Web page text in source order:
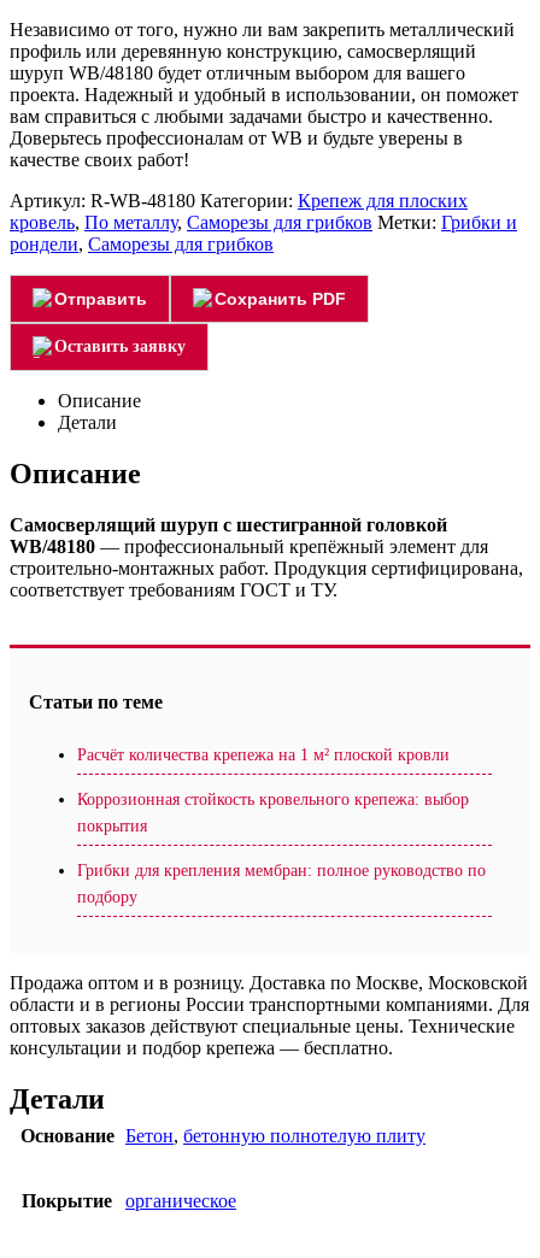
Независимо от того, нужно ли вам закрепить металлический
профиль или деревянную конструкцию, самосверлящий
шуруп WB/48180 будет отличным выбором для вашего
проекта. Надежный и удобный в использовании, он поможет
вам справиться с любыми задачами быстро и качественно.
Доверьтесь профессионалам от WB и будьте уверены в
качестве своих работ!
Артикул: R-WB-48180 Категории: Крепеж для плоских
кровель, По металлу, Саморезы для грибков Метки: Грибки и
рондели, Саморезы для грибков
Отправить Сохранить PDF
Оставить заявку
Описание
Детали
Описание
Самосверлящий шуруп с шестигранной головкой
WB/48180 — профессиональный крепёжный элемент для
строительно-монтажных работ. Продукция сертифицирована,
соответствует требованиям ГОСТ и ТУ.
Статьи по теме
Расчёт количества крепежа на 1 м² плоской кровли
Коррозионная стойкость кровельного крепежа: выбор
покрытия
Грибки для крепления мембран: полное руководство по
подбору
Продажа оптом и в розницу. Доставка по Москве, Московской
области и в регионы России транспортными компаниями. Для
оптовых заказов действуют специальные цены. Технические
консультации и подбор крепежа — бесплатно.
Детали
Основание Бетон, бетонную полнотелую плиту
Покрытие органическое